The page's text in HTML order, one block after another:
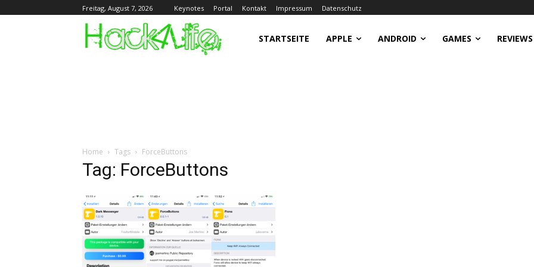
Freitag, August 7, 2026 Keynotes Portal Kontakt Impressum Datenschutz
STARTSEITE APPLE ANDROID GAMES REVIEWS
Home Tags ForceButtons
Tag: ForceButtons